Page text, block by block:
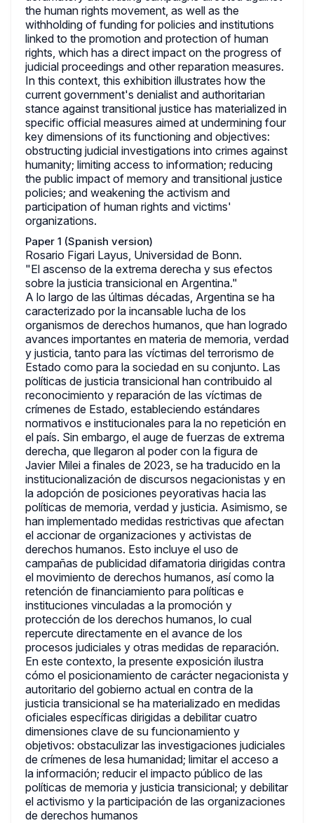
the human rights movement, as well as the
withholding of funding for policies and institutions
linked to the promotion and protection of human
rights, which has a direct impact on the progress of
judicial proceedings and other reparation measures.
In this context, this exhibition illustrates how the
current government's denialist and authoritarian
stance against transitional justice has materialized in
specific official measures aimed at undermining four
key dimensions of its functioning and objectives:
obstructing judicial investigations into crimes against
humanity; limiting access to information; reducing
the public impact of memory and transitional justice
policies; and weakening the activism and
participation of human rights and victims'
organizations.
Paper 1 (Spanish version)
Rosario Figari Layus, Universidad de Bonn.
"El ascenso de la extrema derecha y sus efectos
sobre la justicia transicional en Argentina."
A lo largo de las últimas décadas, Argentina se ha
caracterizado por la incansable lucha de los
organismos de derechos humanos, que han logrado
avances importantes en materia de memoria, verdad
y justicia, tanto para las víctimas del terrorismo de
Estado como para la sociedad en su conjunto. Las
políticas de justicia transicional han contribuido al
reconocimiento y reparación de las víctimas de
crímenes de Estado, estableciendo estándares
normativos e institucionales para la no repetición en
el país. Sin embargo, el auge de fuerzas de extrema
derecha, que llegaron al poder con la figura de
Javier Milei a finales de 2023, se ha traducido en la
institucionalización de discursos negacionistas y en
la adopción de posiciones peyorativas hacia las
políticas de memoria, verdad y justicia. Asimismo, se
han implementado medidas restrictivas que afectan
el accionar de organizaciones y activistas de
derechos humanos. Esto incluye el uso de
campañas de publicidad difamatoria dirigidas contra
el movimiento de derechos humanos, así como la
retención de financiamiento para políticas e
instituciones vinculadas a la promoción y
protección de los derechos humanos, lo cual
repercute directamente en el avance de los
procesos judiciales y otras medidas de reparación.
En este contexto, la presente exposición ilustra
cómo el posicionamiento de carácter negacionista y
autoritario del gobierno actual en contra de la
justicia transicional se ha materializado en medidas
oficiales específicas dirigidas a debilitar cuatro
dimensiones clave de su funcionamiento y
objetivos: obstaculizar las investigaciones judiciales
de crímenes de lesa humanidad; limitar el acceso a
la información; reducir el impacto público de las
políticas de memoria y justicia transicional; y debilitar
el activismo y la participación de las organizaciones
de derechos humanos